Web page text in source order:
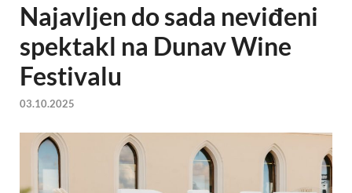
Najavljen do sada neviđeni
spektakl na Dunav Wine
Festivalu
03.10.2025